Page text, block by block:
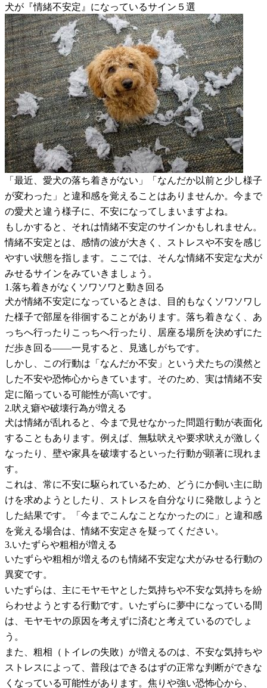
犬が『情緒不安定』になっているサイン５選
「最近、愛犬の落ち着きがない」「なんだか以前と少し様子
が変わった」と違和感を覚えることはありませんか。今まで
の愛犬と違う様子に、不安になってしまいますよね。
もしかすると、それは情緒不安定のサインかもしれません。
情緒不安定とは、感情の波が大きく、ストレスや不安を感じ
やすい状態を指します。ここでは、そんな情緒不安定な犬が
みせるサインをみていきましょう。
1.落ち着きがなくソワソワと動き回る
犬が情緒不安定になっているときは、目的もなくソワソワし
た様子で部屋を徘徊することがあります。落ち着きなく、あ
っちへ行ったりこっちへ行ったり、居座る場所を決めずにた
だ歩き回る——一見すると、見逃しがちです。
しかし、この行動は「なんだか不安」という犬たちの漠然と
した不安や恐怖心からきています。そのため、実は情緒不安
定に陥っている可能性が高いです。
2.吠え癖や破壊行為が増える
犬は情緒が乱れると、今まで見せなかった問題行動が表面化
することもあります。例えば、無駄吠えや要求吠えが激しく
なったり、壁や家具を破壊するといった行動が顕著に現れま
す。
これは、常に不安に駆られているため、どうにか飼い主に助
けを求めようとしたり、ストレスを自分なりに発散しようと
した結果です。「今までこんなことなかったのに」と違和感
を覚える場合は、情緒不安定さを疑ってください。
3.いたずらや粗相が増える
いたずらや粗相が増えるのも情緒不安定な犬がみせる行動の
異変です。
いたずらは、主にモヤモヤとした気持ちや不安な気持ちを紛
らわせようとする行動です。いたずらに夢中になっている間
は、モヤモヤの原因を考えずに済むと考えているのでしょ
う。
また、粗相（トイレの失敗）が増えるのは、不安な気持ちや
ストレスによって、普段はできるはずの正常な判断ができな
くなっている可能性があります。焦りや強い恐怖心から、